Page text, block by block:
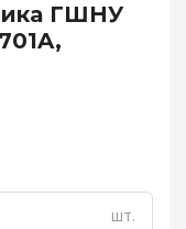
ГШНУ
шт.